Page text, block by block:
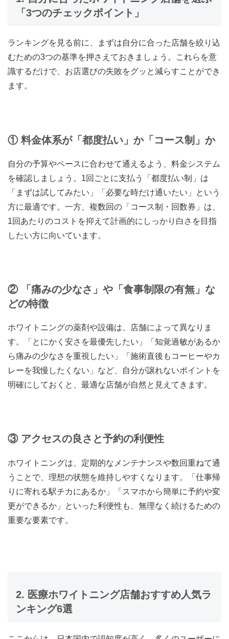
「3つのチェックポイント」
ランキングを見る前に、まずは自分に合った店舗を絞り込
むための3つの基準を押さえておきましょう。これらを意
識するだけで、お店選びの失敗をグッと減らすことができ
ます。
① 料金体系が「都度払い」か「コース制」か
自分の予算やペースに合わせて通えるよう、料金システム
を確認しましょう。1回ごとに支払う「都度払い制」は
「まずは試してみたい」「必要な時だけ通いたい」という
方に最適です。一方、複数回の「コース制・回数券」は、
1回あたりのコストを抑えて計画的にしっかり白さを目指
したい方に向いています。
② 「痛みの少なさ」や「食事制限の有無」な
どの特徴
ホワイトニングの薬剤や設備は、店舗によって異なりま
す。「とにかく安さを最優先したい」「知覚過敏があるか
ら痛みの少なさを重視したい」「施術直後もコーヒーやカ
レーを我慢したくない」など、自分が譲れないポイントを
明確にしておくと、最適な店舗が自然と見えてきます。
③ アクセスの良さと予約の利便性
ホワイトニングは、定期的なメンテナンスや数回重ねて通
うことで、理想の状態を維持しやすくなります。「仕事帰
りに寄れる駅チカにあるか」「スマホから簡単に予約や変
更ができるか」といった利便性も、無理なく続けるための
重要な要素です。
2. 医療ホワイトニング店舗おすすめ人気ラ
ンキング6選